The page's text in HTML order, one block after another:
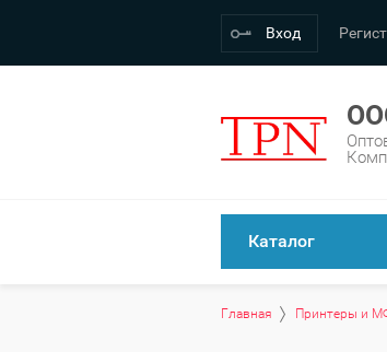
Вход
Каталог
Главная Принтеры и